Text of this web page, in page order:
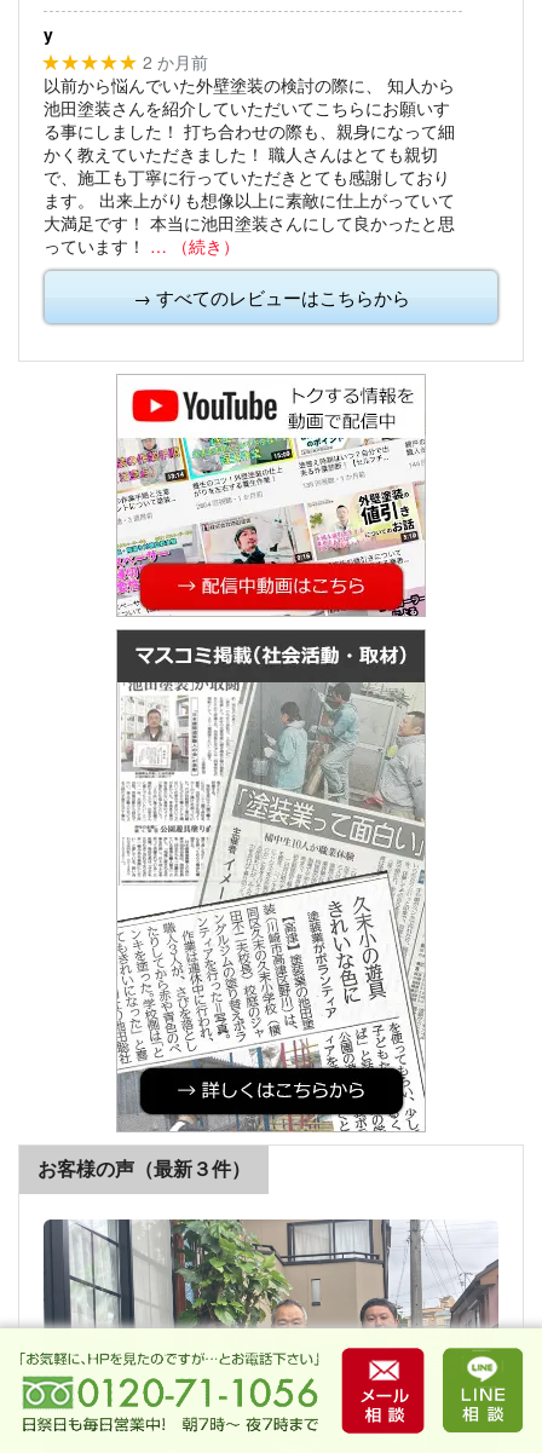
y
★★★★★ 2 か月前
以前から悩んでいた外壁塗装の検討の際に、
知人から
池田塗装さんを紹介していただいてこちらにお願いす
る事にしました！ 打ち合わせの際も、親身になって細
かく教えていただきました！ 職人さんはとても親切
で、施工も丁寧に行っていただきとても感謝しており
ます。
出来上がりも想像以上に素敵に仕上がっていて
大満足です！ 本当に池田塗装さんにして良かったと思
っています！ … （続き）
→ すべてのレビューはこちらから
お客様の声（最新３件）